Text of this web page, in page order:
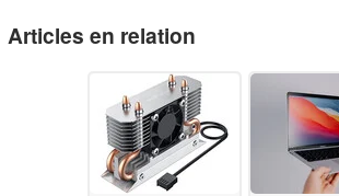
Articles en relation